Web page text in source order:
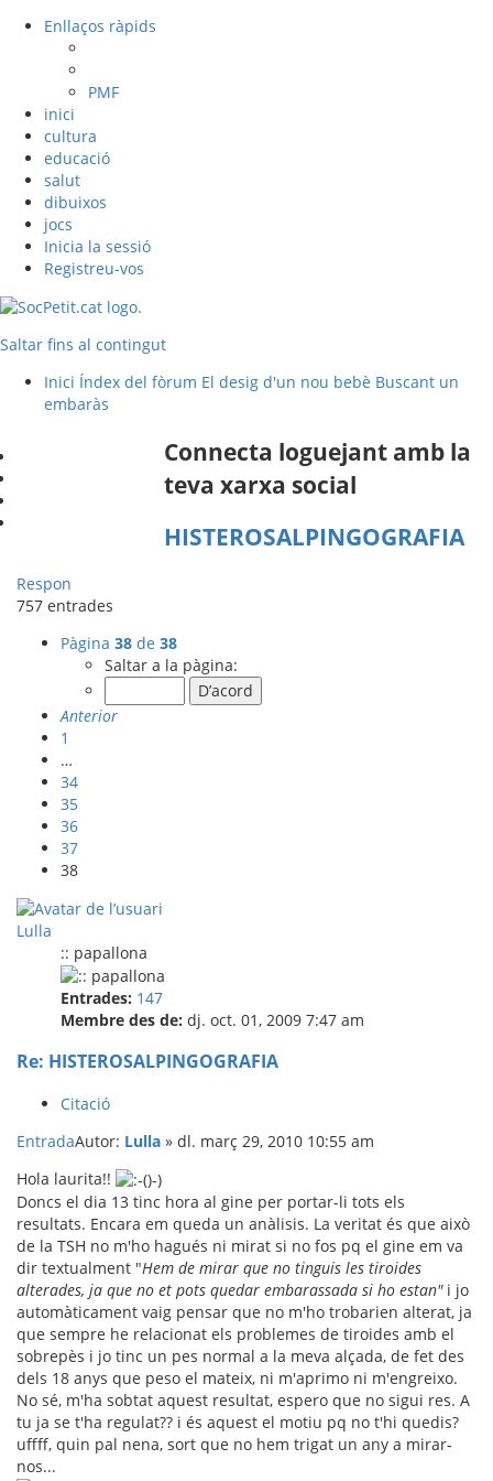
Enllaços ràpids
PMF
inici
cultura
educació
salut
dibuixos
jocs
Inicia la sessió
Registreu-vos
Saltar fins al contingut
Inici Índex del fòrum El desig d'un nou bebè Buscant un
embaràs
Connecta loguejant amb la
teva xarxa social
HISTEROSALPINGOGRAFIA
Respon
757 entrades
Pàgina 38 de 38
Saltar a la pàgina:
Anterior
1
…
34
35
36
37
38
Lulla
:: papallona
Entrades: 147
Membre des de: dj. oct. 01, 2009 7:47 am
Re: HISTEROSALPINGOGRAFIA
Citació
EntradaAutor: Lulla » dl. març 29, 2010 10:55 am
Hola laurita!!
Doncs el dia 13 tinc hora al gine per portar-li tots els
resultats. Encara em queda un anàlisis. La veritat és que això
de la TSH no m'ho hagués ni mirat si no fos pq el gine em va
dir textualment "Hem de mirar que no tinguis les tiroides
alterades, ja que no et pots quedar embarassada si ho estan"i jo
automàticament vaig pensar que no m'ho trobarien alterat, ja
que sempre he relacionat els problemes de tiroides amb el
sobrepès i jo tinc un pes normal a la meva alçada, de fet des
dels 18 anys que peso el mateix, ni m'aprimo ni m'engreixo.
No sé, m'ha sobtat aquest resultat, espero que no sigui res. A
tu ja se t'ha regulat?? i és aquest el motiu pq no t'hi quedis?
uffff, quin pal nena, sort que no hem trigat un any a mirar-
nos...